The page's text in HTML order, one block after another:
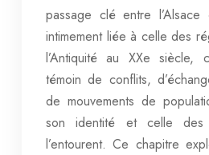
passage clé entre
intimement liée à celle des
l’Antiquité au XXe
témoin de conflits,
de mouvements de
son identité et celle des
l’entourent. Ce chapitre